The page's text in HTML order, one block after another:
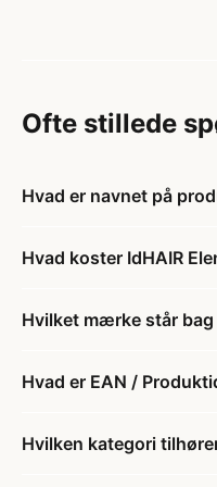
Ofte stillede
Hvad er navnet på
Hvad koster IdHAIR
Hvilket mærke står bag
Hvad er EAN /
Hvilken kategori